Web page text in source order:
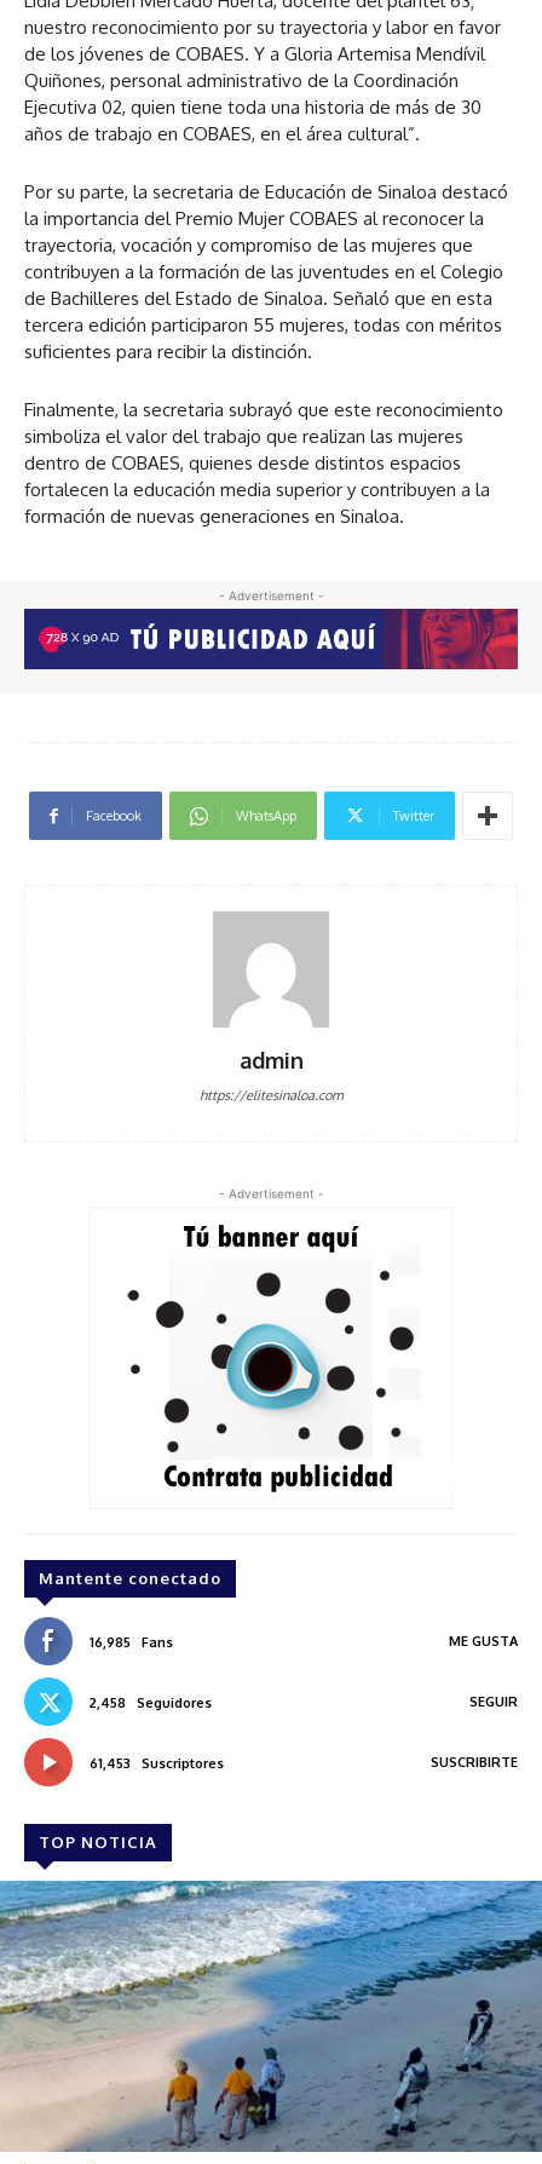
nuestro reconocimiento por su trayectoria y labor en favor
de los jóvenes de COBAES. Y a Gloria Artemisa Mendívil
Quiñones, personal administrativo de la Coordinación
Ejecutiva 02, quien tiene toda una historia de más de 30
años de trabajo en COBAES, en el área cultural”.
Por su parte, la secretaria de Educación de Sinaloa destacó
la importancia del Premio Mujer COBAES al reconocer la
trayectoria, vocación y compromiso de las mujeres que
contribuyen a la formación de las juventudes en el Colegio
de Bachilleres del Estado de Sinaloa. Señaló que en esta
tercera edición participaron 55 mujeres, todas con méritos
suficientes para recibir la distinción.
Finalmente, la secretaria subrayó que este reconocimiento
simboliza el valor del trabajo que realizan las mujeres
dentro de COBAES, quienes desde distintos espacios
fortalecen la educación media superior y contribuyen a la
formación de nuevas generaciones en Sinaloa.
- Advertisement -
Facebook WhatsApp Twitter
admin
https://elitesinaloa.com
- Advertisement -
Mantente conectado
16,985 Fans ME GUSTA
2,458 Seguidores SEGUIR
61,453 Suscriptores SUSCRIBIRTE
TOP NOTICIA